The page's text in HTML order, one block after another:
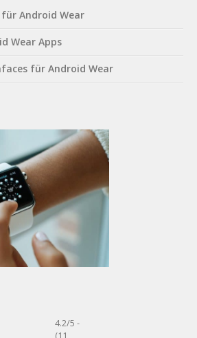
für Android Wear
Wear Apps
für Android Wear
4.2/5 -
(11